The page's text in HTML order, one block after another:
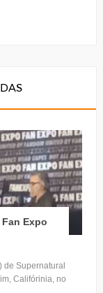
Expo
de Supernatural
Califórinia, no